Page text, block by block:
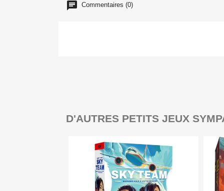
Commentaires (0)
D'AUTRES PETITS JEUX